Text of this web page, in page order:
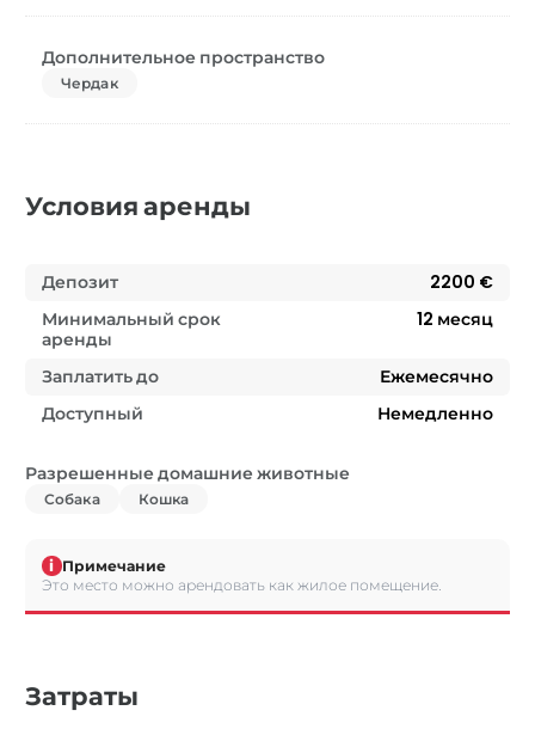
Дополнительное пространство
Чердак
Условия аренды
Депозит
2200 €
Минимальный срок
аренды
12 месяц
Заплатить до
Ежемесячно
Доступный
Немедленно
Разрешенные домашние животные
Собака Кошка
i Примечание
Это место можно арендовать как жилое помещение.
Затраты